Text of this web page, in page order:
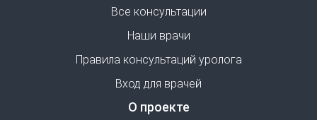
Все консультации
Наши врачи
Правила консультаций уролога
Вход для врачей
О проекте